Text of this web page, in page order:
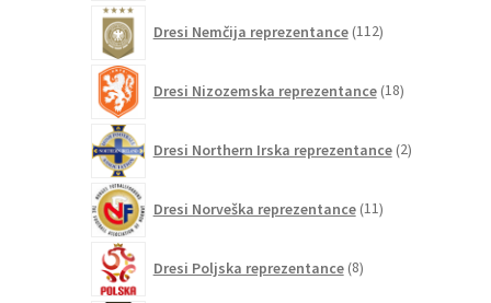
Dresi Nemčija reprezentance 112izdelkov
Dresi Nizozemska reprezentance 18izdelkov
Dresi Northern Irska reprezentance 2izdelka
Dresi Norveška reprezentance 11izdelkov
Dresi Poljska reprezentance 8izdelkov